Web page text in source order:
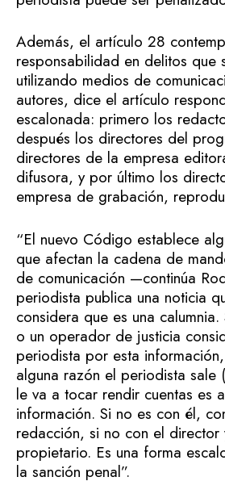
Además, el artículo 28
responsabilidad en delitos que
utilizando medios de
autores, dice el artículo
escalonada: primero los
después los directores del
directores de la empresa
difusora, y por último los
empresa de grabación,
“El nuevo Código establece
que afectan la cadena de
de comunicación —continúa
periodista publica una noticia
considera que es una
o un operador de justicia
periodista por esta
alguna razón el periodista sale
le va a tocar rendir cuentas es
información. Si no es con él,
redacción, si no con el
propietario. Es una forma
la sanción penal”.